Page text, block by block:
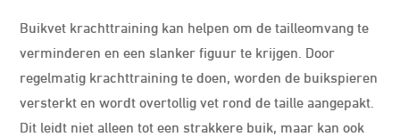
Buikvet krachttraining kan helpen om de tailleomvang te
verminderen en een slanker figuur te krijgen. Door
regelmatig krachttraining te doen, worden de buikspieren
versterkt en wordt overtollig vet rond de taille aangepakt.
Dit leidt niet alleen tot een strakkere buik, maar kan ook